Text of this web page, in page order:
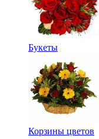
Букеты
Корзины цветов